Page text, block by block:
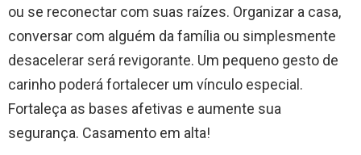
ou se reconectar com suas raízes. Organizar a casa,
conversar com alguém da família ou simplesmente
desacelerar será revigorante. Um pequeno gesto de
carinho poderá fortalecer um vínculo especial.
Fortaleça as bases afetivas e aumente sua
segurança. Casamento em alta!